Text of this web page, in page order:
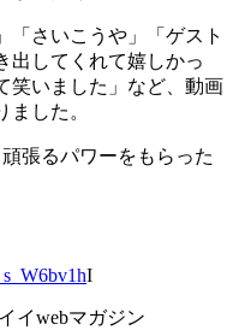
「さいこうや」「ゲスト
出してくれて嬉しかっ
笑いました」など、動画
した。
張るパワーをもらった
I
イwebマガジン